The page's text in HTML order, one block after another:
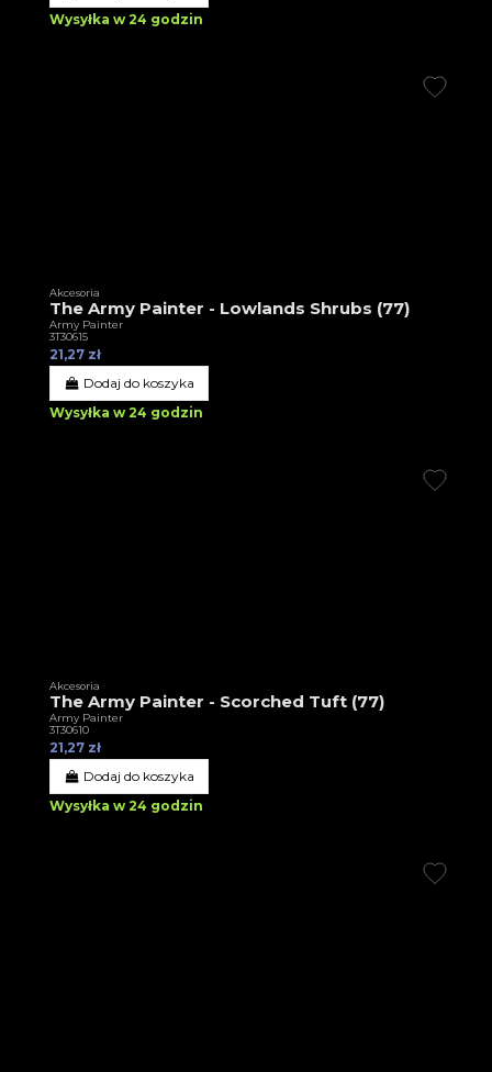
Wysyłka w 24 godzin
Akcesoria
The Army Painter - Lowlands Shrubs (77)
Army Painter
3T30615
21,27 zł
Dodaj do koszyka
Wysyłka w 24 godzin
Akcesoria
The Army Painter - Scorched Tuft (77)
Army Painter
3T30610
21,27 zł
Dodaj do koszyka
Wysyłka w 24 godzin